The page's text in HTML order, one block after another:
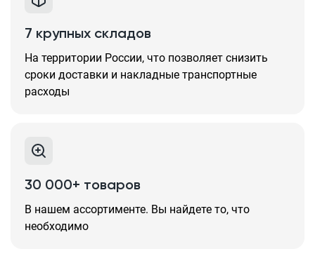
7 крупных складов
На территории России, что позволяет снизить
сроки доставки и накладные транспортные
расходы
30 000+ товаров
В нашем ассортименте. Вы найдете то, что
необходимо